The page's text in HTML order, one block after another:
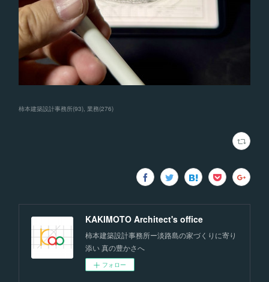
柿本建築設計事務所(93) 業務(276)
KAKIMOTO Architect's office
柿本建築設計事務所ー淡路島の家づくりに寄り
添い 真の豊かさへ
フォロー